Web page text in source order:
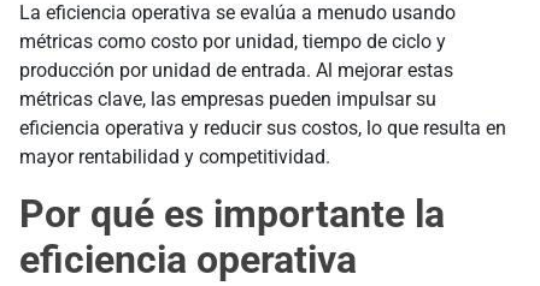
La eficiencia operativa se evalúa a menudo usando
métricas como costo por unidad, tiempo de ciclo y
producción por unidad de entrada. Al mejorar estas
métricas clave, las empresas pueden impulsar su
eficiencia operativa y reducir sus costos, lo que resulta en
mayor rentabilidad y competitividad.
Por qué es importante la
eficiencia operativa